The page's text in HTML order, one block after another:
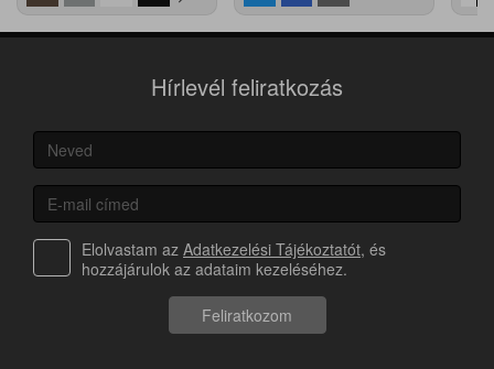
Hírlevél feliratkozás
Elolvastam az Adatkezelési Tájékoztatót, és
hozzájárulok az adataim kezeléséhez.
Feliratkozom